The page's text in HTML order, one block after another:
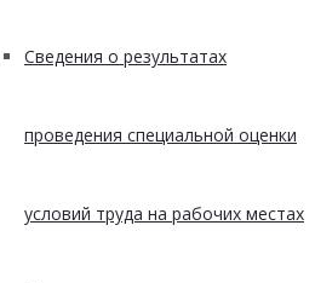
Сведения о результатах
проведения специальной оценки
условий труда на рабочих местах